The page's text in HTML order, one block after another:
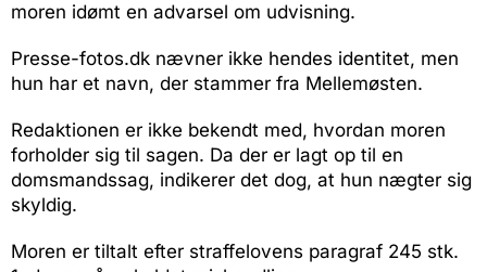
moren idømt en advarsel om udvisning.
Presse-fotos.dk nævner ikke hendes identitet, men
hun har et navn, der stammer fra Mellemøsten.
Redaktionen er ikke bekendt med, hvordan moren
forholder sig til sagen. Da der er lagt op til en
domsmandssag, indikerer det dog, at hun nægter sig
skyldig.
Moren er tiltalt efter straffelovens paragraf 245 stk.